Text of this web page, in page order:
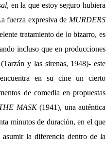
, en la que estoy seguro hubiera
fuerza expresiva de MURDERS
tratamiento de lo bizarro, es
incluso que en producciones
y las sirenas, 1948)- este
en su cine un cierto
de comedia en propuestas
MASK(1941), una auténtica
minutos de duración, en el que
la diferencia dentro de la